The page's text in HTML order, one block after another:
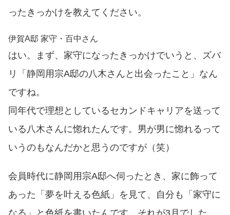
ったきっかけを教えてください。
伊賀A邸 家守・百中さん
はい。まず、家守になったきっかけでいうと、ズバ
リ「静岡用宗A邸の八木さんと出会ったこと」なん
ですね。
同年代で理想としているセカンドキャリアを送って
いる八木さんに惚れたんです。男が男に惚れるって
いうのもなんだかと思うのですが（笑）
会員時代に静岡用宗A邸へ伺ったとき、家に飾って
あった「夢を叶える色紙」を見て、自分も「家守に